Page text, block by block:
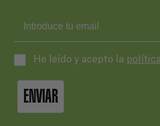
He leído y acepto la
ENVIAR